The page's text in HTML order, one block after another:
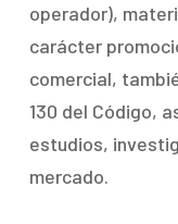
operador),
carácter
comercial,
130 del Código,
estudios,
mercado.